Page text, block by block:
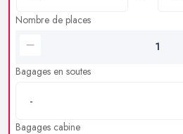
Nombre de places
Bagages en soutes
Bagages cabine